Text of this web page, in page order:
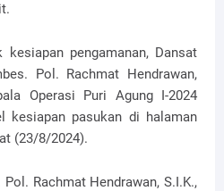
kesiapan pengamanan, Dansat
Pol. Rachmat Hendrawan,
Operasi Puri Agung I-2024
kesiapan pasukan di halaman
(23/8/2024).
Rachmat Hendrawan, S.I.K.,